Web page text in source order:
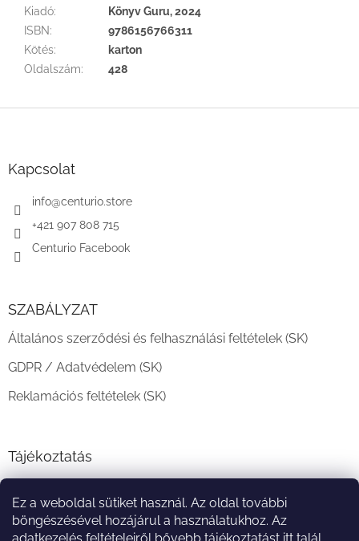
Ez a weboldal sütiket használ. Az oldal további
böngészésével hozájárul a használatukhoz. Az
Kiadó:
Könyv Guru, 2024
ISBN:
9786156766311
Kötés:
karton
Oldalszám: 428
Kapcsolat
info@centurio.store
+421 907 808 715
Centurio Facebook
SZABÁLYZAT
Általános szerződési és felhasználási feltételek (SK)
GDPR / Adatvédelem (SK)
Reklamációs feltételek (SK)
Tájékoztatás
A vásárlás menete